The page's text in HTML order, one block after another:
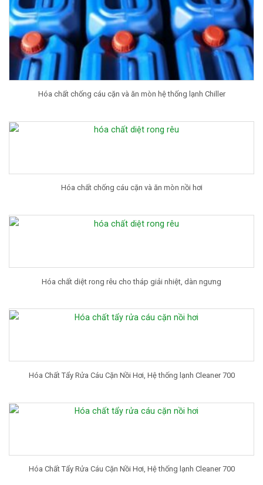
Hóa chất chống cáu cặn và ăn mòn hệ thống lạnh Chiller
Hóa chất chống cáu cặn và ăn mòn nồi hơi
Hóa chất diệt rong rêu cho tháp giải nhiệt, dàn ngưng
Hóa Chất Tẩy Rửa Cáu Cặn Nồi Hơi, Hệ thống lạnh Cleaner 700
Hóa Chất Tẩy Rửa Cáu Cặn Nồi Hơi, Hệ thống lạnh Cleaner 700